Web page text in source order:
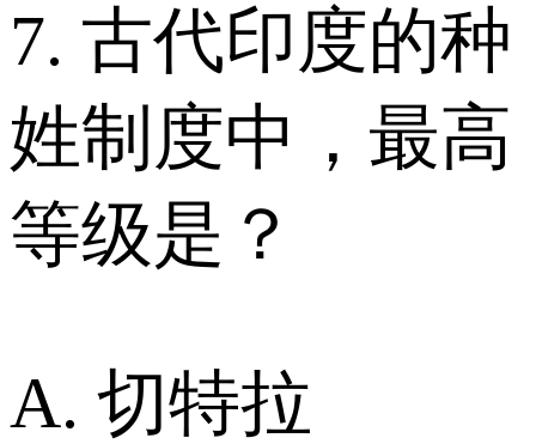
7. 古代印度的种
姓制度中，最高
等级是？
A. 切特拉